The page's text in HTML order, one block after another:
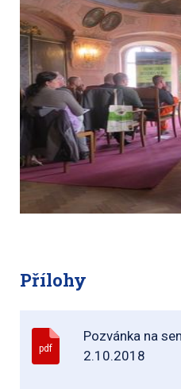
Přílohy
pdf
Pozvánka na
2.10.2018